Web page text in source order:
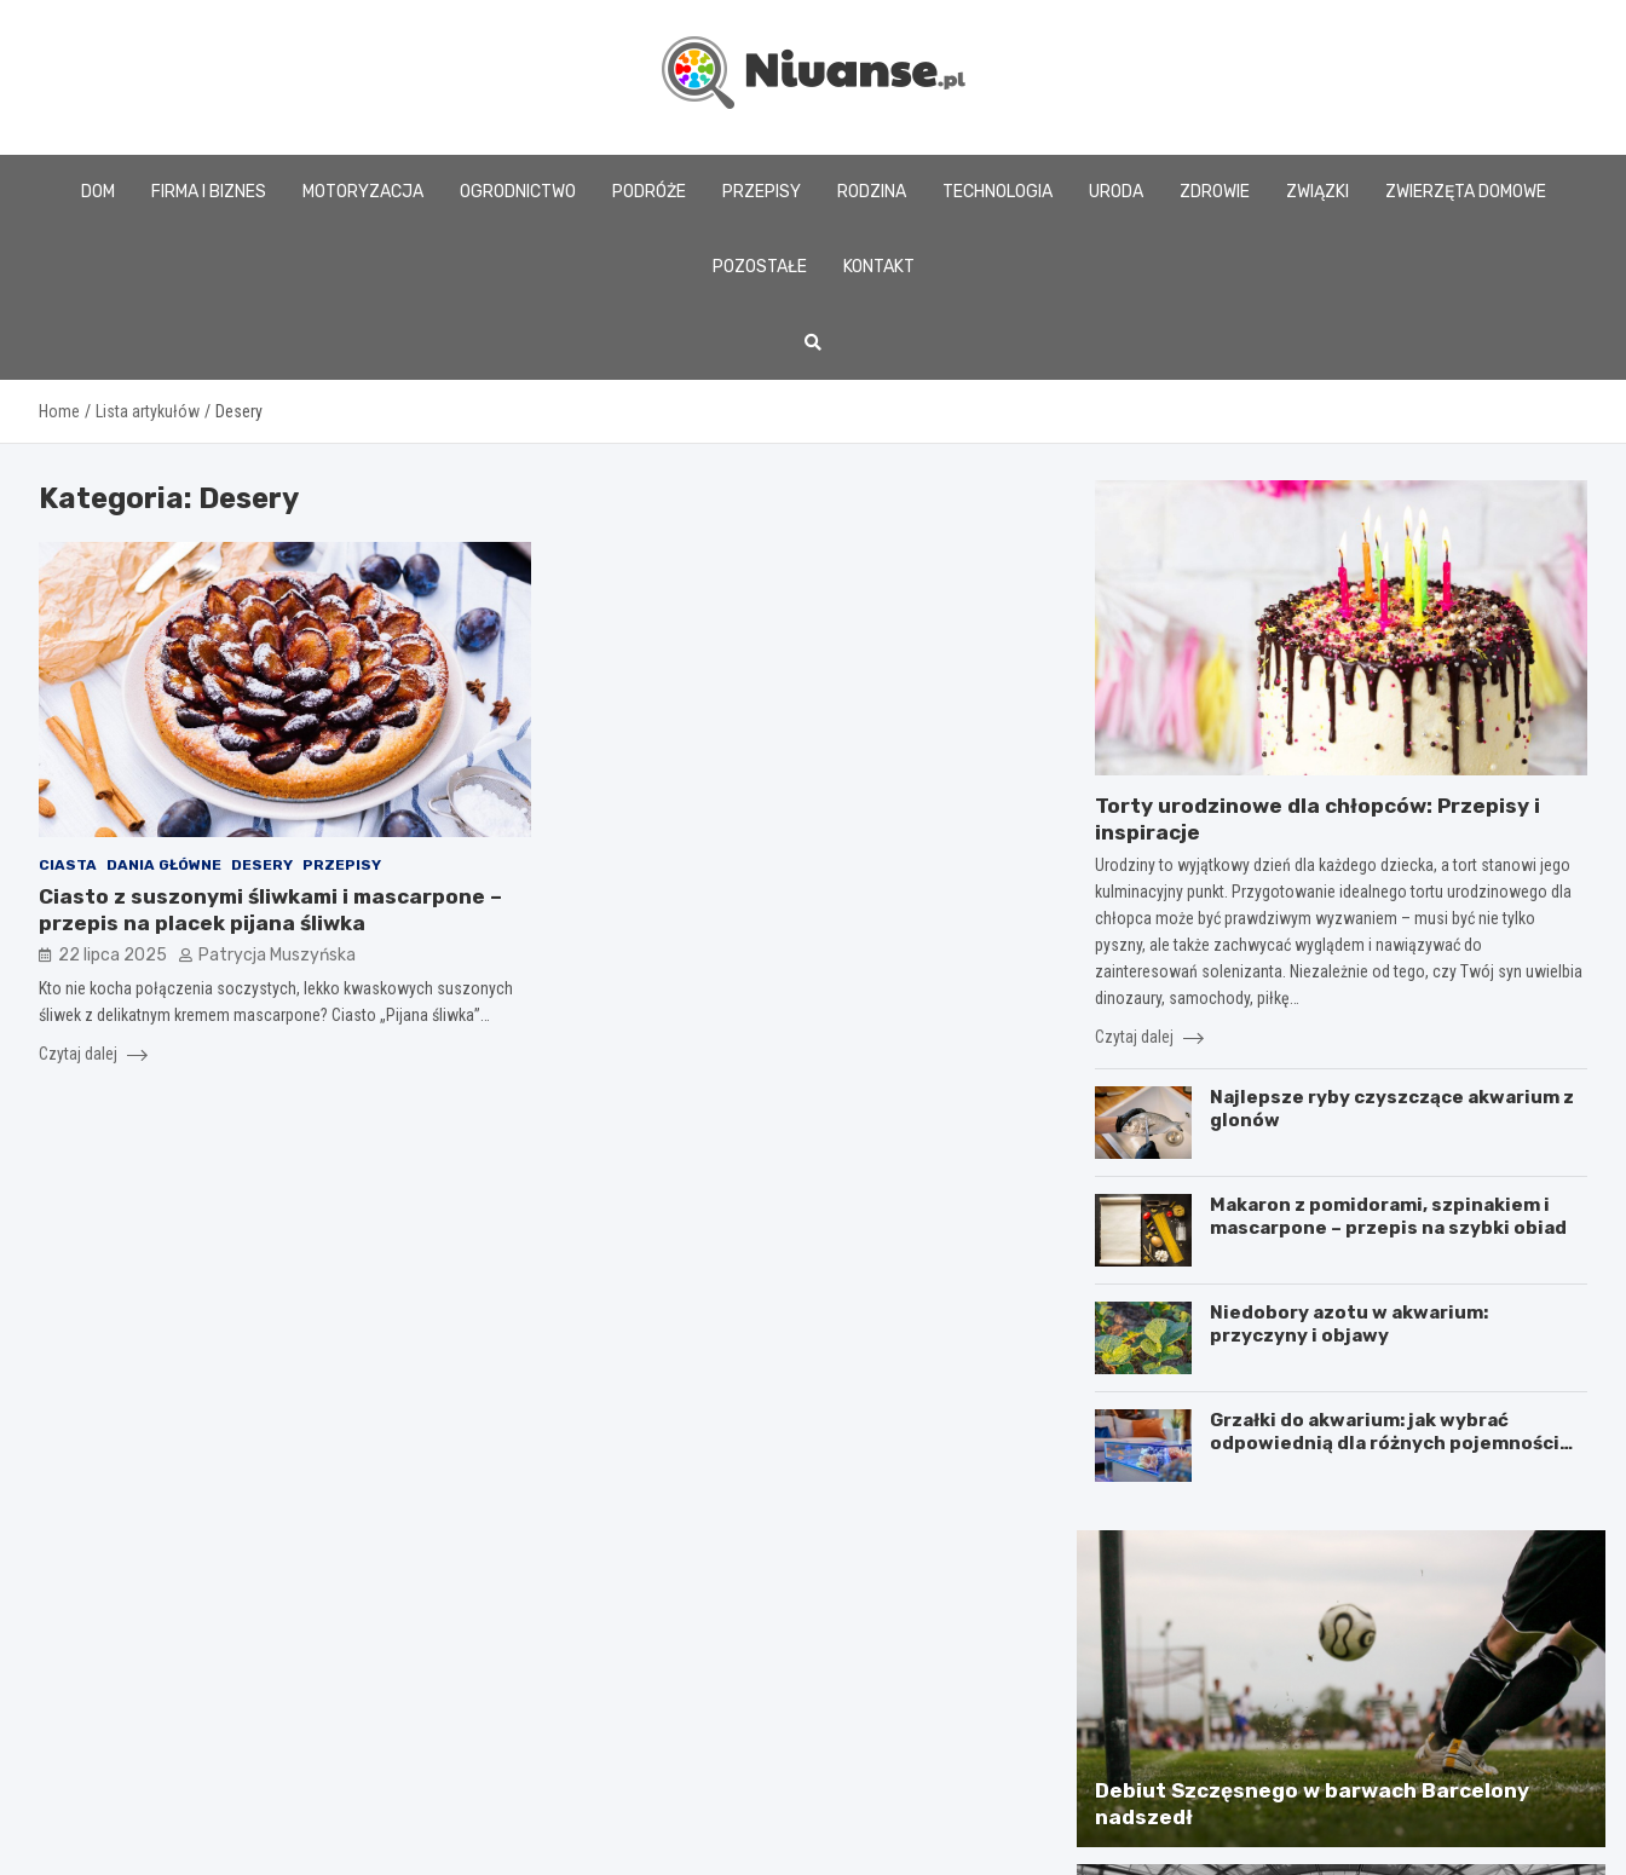
www.niuanse.pl
DOM FIRMA I BIZNES MOTORYZACJA OGRODNICTWO PODRÓŻE PRZEPISY RODZINA TECHNOLOGIA URODA ZDROWIE ZWIĄZKI ZWIERZĘTA DOMOWE
POZOSTAŁE KONTAKT
Home Lista artykułów Desery
Kategoria: Desery
CIASTA DANIA GŁÓWNE DESERY PRZEPISY
Ciasto z suszonymi śliwkami i mascarpone –
przepis na placek pijana śliwka
22 lipca 2025 Patrycja Muszyńska
Kto nie kocha połączenia soczystych, lekko kwaskowych suszonych
śliwek z delikatnym kremem mascarpone? Ciasto „Pijana śliwka”…
Czytaj dalej
Torty urodzinowe dla chłopców: Przepisy i
inspiracje
Urodziny to wyjątkowy dzień dla każdego dziecka, a tort stanowi jego
kulminacyjny punkt. Przygotowanie idealnego tortu urodzinowego dla
chłopca może być prawdziwym wyzwaniem – musi być nie tylko
pyszny, ale także zachwycać wyglądem i nawiązywać do
zainteresowań solenizanta. Niezależnie od tego, czy Twój syn uwielbia
dinozaury, samochody, piłkę…
Czytaj dalej
Najlepsze ryby czyszczące akwarium z
glonów
Makaron z pomidorami, szpinakiem i
mascarpone – przepis na szybki obiad
Niedobory azotu w akwarium:
przyczyny i objawy
Grzałki do akwarium: jak wybrać
odpowiednią dla różnych pojemności
Debiut Szczęsnego w barwach Barcelony
nadszedł